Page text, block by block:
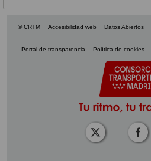
© CRTM Accesibilidad web Datos Abiertos
Portal de transparencia Política de cookies